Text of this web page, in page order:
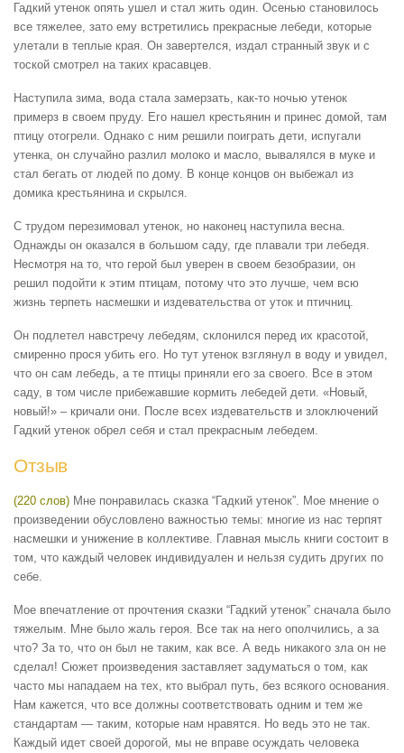
Гадкий утенок опять ушел и стал жить один. Осенью становилось
все тяжелее, зато ему встретились прекрасные лебеди, которые
улетали в теплые края. Он завертелся, издал странный звук и с
тоской смотрел на таких красавцев.
Наступила зима, вода стала замерзать, как-то ночью утенок
примерз в своем пруду. Его нашел крестьянин и принес домой, там
птицу отогрели. Однако с ним решили поиграть дети, испугали
утенка, он случайно разлил молоко и масло, вывалялся в муке и
стал бегать от людей по дому. В конце концов он выбежал из
домика крестьянина и скрылся.
С трудом перезимовал утенок, но наконец наступила весна.
Однажды он оказался в большом саду, где плавали три лебедя.
Несмотря на то, что герой был уверен в своем безобразии, он
решил подойти к этим птицам, потому что это лучше, чем всю
жизнь терпеть насмешки и издевательства от уток и птичниц.
Он подлетел навстречу лебедям, склонился перед их красотой,
смиренно прося убить его. Но тут утенок взглянул в воду и увидел,
что он сам лебедь, а те птицы приняли его за своего. Все в этом
саду, в том числе прибежавшие кормить лебедей дети. «Новый,
новый!» – кричали они. После всех издевательств и злоключений
Гадкий утенок обрел себя и стал прекрасным лебедем.
Отзыв
(220 слов) Мне понравилась сказка “Гадкий утенок”. Мое мнение о
произведении обусловлено важностью темы: многие из нас терпят
насмешки и унижение в коллективе. Главная мысль книги состоит в
том, что каждый человек индивидуален и нельзя судить других по
себе.
Мое впечатление от прочтения сказки “Гадкий утенок” сначала было
тяжелым. Мне было жаль героя. Все так на него ополчились, а за
что? За то, что он был не таким, как все. А ведь никакого зла он не
сделал! Сюжет произведения заставляет задуматься о том, как
часто мы нападаем на тех, кто выбрал путь, без всякого основания.
Нам кажется, что все должны соответствовать одним и тем же
стандартам — таким, которые нам нравятся. Но ведь это не так.
Каждый идет своей дорогой, мы не вправе осуждать человека